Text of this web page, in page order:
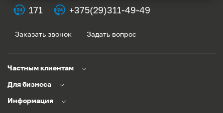
171 +375(29)311-49-49
Заказать звонок Задать вопрос
Частным клиентам
Для бизнеса
Информация